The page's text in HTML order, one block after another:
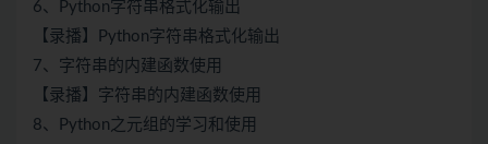
6、Python字符串格式化输出
【录播】Python字符串格式化输出
7、字符串的内建函数使用
【录播】字符串的内建函数使用
8、Python之元组的学习和使用